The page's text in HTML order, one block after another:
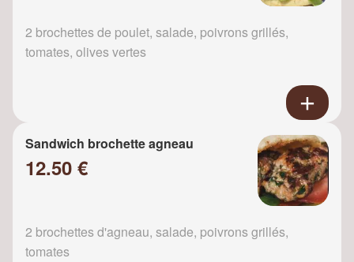
2 brochettes de poulet, salade, poivrons grillés,
tomates, olives vertes
Sandwich brochette agneau
12.50 €
2 brochettes d'agneau, salade, poivrons grillés,
tomates